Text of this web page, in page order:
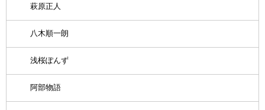
萩原正人
八木順一朗
浅桜ぽんず
阿部物語